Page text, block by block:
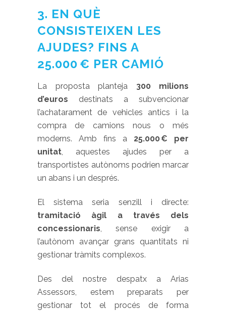
3. EN QUÈ
CONSISTEIXEN LES
AJUDES? FINS A
25.000 € PER CAMIÓ
La proposta planteja 300 milions
d’euros destinats a subvencionar
l’achatarament de vehicles antics i la
compra de camions nous o més
moderns. Amb fins a 25.000 € per
unitat, aquestes ajudes per a
transportistes autònoms podrien marcar
un abans i un després.
El sistema seria senzill i directe:
tramitació àgil a través dels
concessionaris, sense exigir a
l’autònom avançar grans quantitats ni
gestionar tràmits complexos.
Des del nostre despatx a Arias
Assessors, estem preparats per
gestionar tot el procés de forma